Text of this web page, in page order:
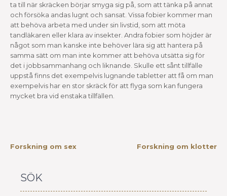
ta till när skräcken börjar smyga sig på, som att tänka på annat
och försöka andas lugnt och sansat. Vissa fobier kommer man
att behöva arbeta med under sin livstid, som att möta
tandläkaren eller klara av insekter. Andra fobier som höjder är
något som man kanske inte behöver lära sig att hantera på
samma sätt om man inte kommer att behöva utsätta sig för
det i jobbsammanhang och liknande. Skulle ett sånt tillfälle
uppstå finns det exempelvis lugnande tabletter att få om man
exempelvis har en stor skräck för att flyga som kan fungera
mycket bra vid enstaka tillfällen.
INLÄGGSNAVIGERING
Forskning om sex Forskning om klotter
SÖK